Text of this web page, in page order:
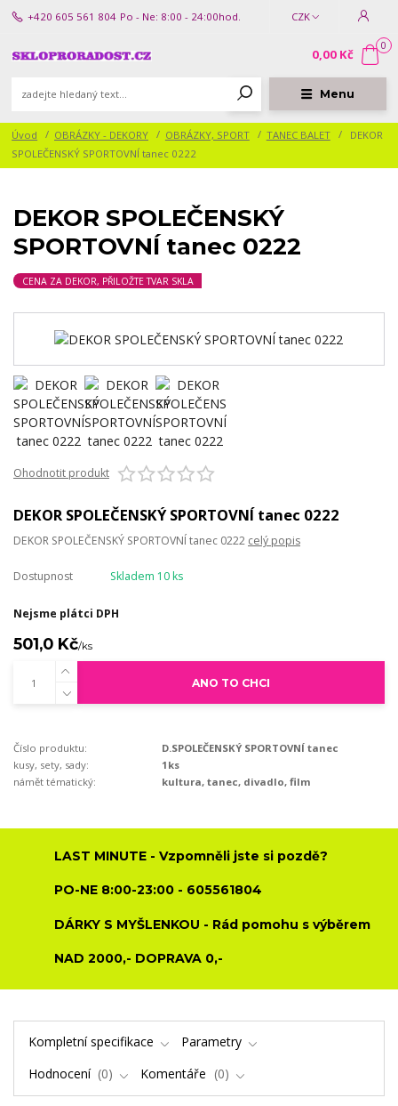
Menu
CZK
+420 605 561 804 Po - Ne: 8:00 - 24:00hod.
0
0,00 Kč
Úvod OBRÁZKY - DEKORY OBRÁZKY, SPORT TANEC BALET
DEKOR
SPOLEČENSKÝ SPORTOVNÍ tanec 0222
DEKOR SPOLEČENSKÝ
SPORTOVNÍ tanec 0222
CENA ZA DEKOR, PŘILOŽTE TVAR SKLA
Ohodnotit produkt
DEKOR SPOLEČENSKÝ SPORTOVNÍ tanec 0222
DEKOR SPOLEČENSKÝ SPORTOVNÍ tanec 0222 celý popis
Dostupnost Skladem 10 ks
Nejsme plátci DPH
501,0 Kč/ks
ANO TO CHCI
Číslo produktu:
D.SPOLEČENSKÝ SPORTOVNÍ tanec
kusy, sety, sady:
1ks
námět tématický:
kultura, tanec, divadlo, film
LAST MINUTE - Vzpomněli jste si pozdě?
PO-NE 8:00-23:00 - 605561804
DÁRKY S MYŠLENKOU - Rád pomohu s výběrem
NAD 2000,- DOPRAVA 0,-
Kompletní specifikace
Parametry
Hodnocení
0 Komentáře 0